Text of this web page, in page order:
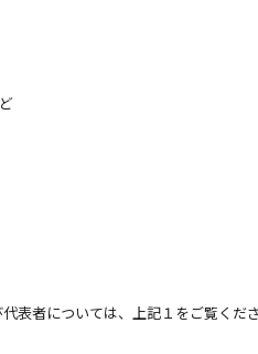
表者については、上記１をご覧くださ